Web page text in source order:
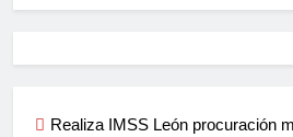
Realiza IMSS León procuración